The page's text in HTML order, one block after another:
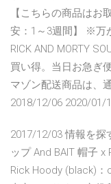
【こちらの商品はお
安：1～3週間】 ※万
RICK AND MORTY
買い得。当日お急ぎ
マゾン配送商品は、
2018/12/06 2020/01/
2017/12/03 情報を探
ップ And BAIT 帽子
Rick Hoody (black)